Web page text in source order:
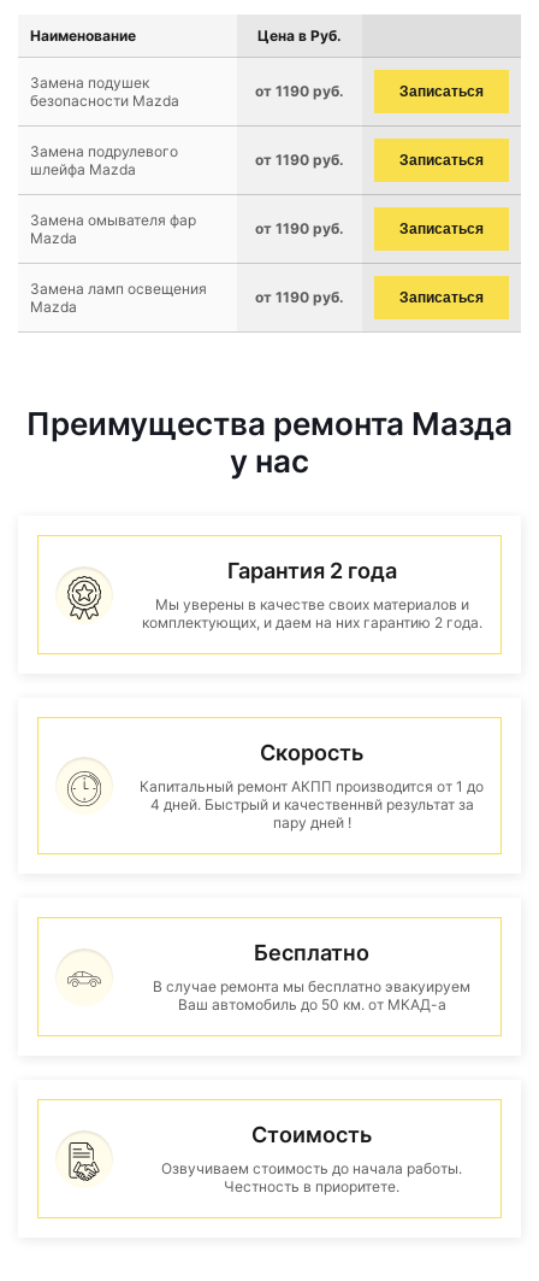
Наименование Цена в Руб.
Замена подушек
безопасности Mazda
от 1190 руб. Записаться
Замена подрулевого
шлейфа Mazda
от 1190 руб. Записаться
Замена омывателя фар
Mazda
от 1190 руб. Записаться
Замена ламп освещения
Mazda
от 1190 руб. Записаться
Преимущества ремонта Мазда
у нас
Гарантия 2 года
Мы уверены в качестве своих материалов и
комплектующих, и даем на них гарантию 2 года.
Скорость
Капитальный ремонт АКПП производится от 1 до
4 дней. Быстрый и качественнвй результат за
пару дней !
Бесплатно
В случае ремонта мы бесплатно эвакуируем
Ваш автомобиль до 50 км. от МКАД-а
Стоимость
Озвучиваем стоимость до начала работы.
Честность в приоритете.